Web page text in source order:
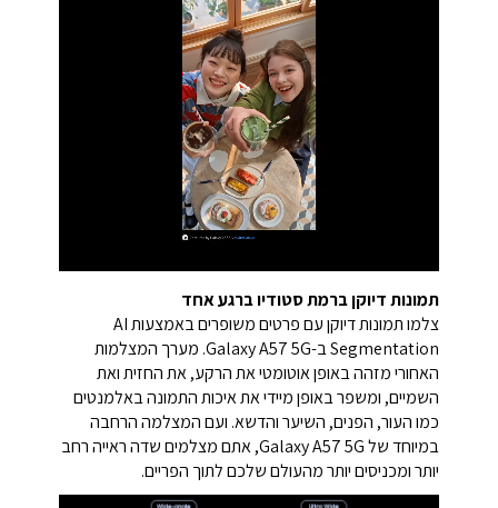
תמונות דיוקן ברמת סטודיו ברגע אחד
צלמו תמונות דיוקן עם פרטים משופרים באמצעות AI
Segmentation ב-Galaxy A57 5G. מערך המצלמות
האחורי מזהה באופן אוטומטי את הרקע, את החזית ואת
השמיים, ומשפר באופן מיידי את איכות התמונה באלמנטים
כמו העור, הפנים, השיער והדשא. ועם המצלמה הרחבה
במיוחד של Galaxy A57 5G, אתם מצלמים שדה ראייה רחב
יותר ומכניסים יותר מהעולם שלכם לתוך הפריים.